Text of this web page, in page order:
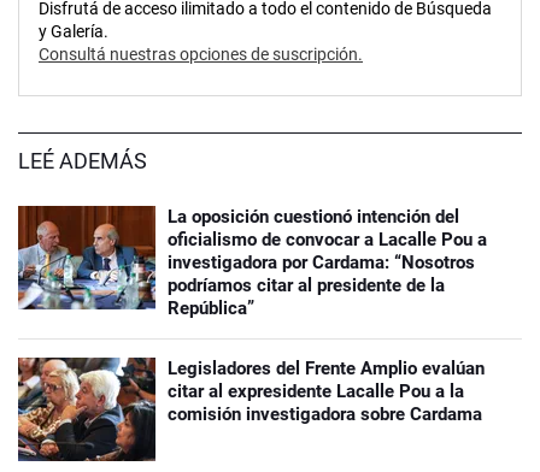
Disfrutá de acceso ilimitado a todo el contenido de Búsqueda
y Galería.
Consultá nuestras opciones de suscripción.
LEÉ ADEMÁS
La oposición cuestionó intención del
oficialismo de convocar a Lacalle Pou a
investigadora por Cardama: “Nosotros
podríamos citar al presidente de la
República”
Legisladores del Frente Amplio evalúan
citar al expresidente Lacalle Pou a la
comisión investigadora sobre Cardama